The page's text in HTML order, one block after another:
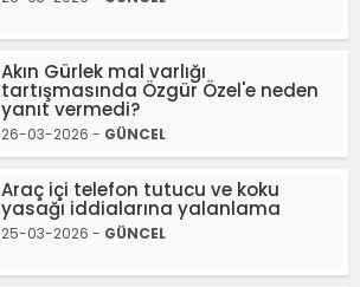
Akın Gürlek mal varlığı
tartışmasında Özgür Özel'e neden
yanıt vermedi?
26-03-2026 - GÜNCEL
Araç içi telefon tutucu ve koku
yasağı iddialarına yalanlama
25-03-2026 - GÜNCEL